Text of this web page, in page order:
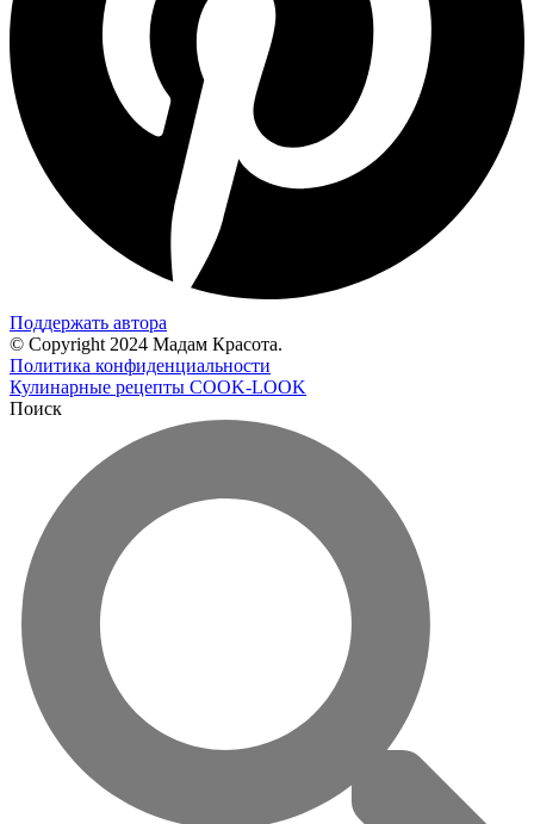
Поддержать автора
© Copyright 2024 Мадам Красота.
Политика конфиденциальности
Кулинарные рецепты COOK-LOOK
Поиск